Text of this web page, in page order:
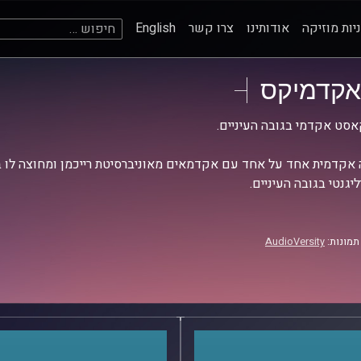
מוזיקה אודותינו צרו קשר English חיפוש:
אקדמיקס
אקדמי בגובה העיניים.
אקדמית אחד על אחד עם אקדמאים מאוניברסיטת רייכמן ומחוצה לו
בגובה העיניים.
AudioVersity